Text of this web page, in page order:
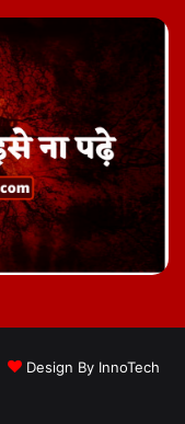
Design By InnoTech